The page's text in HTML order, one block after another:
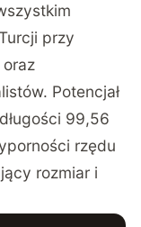
przy
Potencjał
99,56
rzędu
rozmiar i